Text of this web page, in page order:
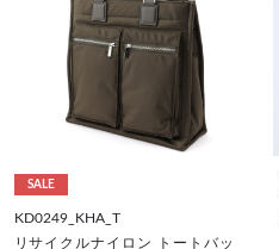
SALE
KD0249_KHA_T
リサイクルナイロン トートバッ